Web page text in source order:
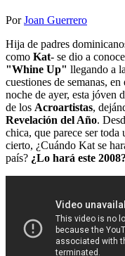
PorJoan Guerrero
Hija de padres
como Kat- se dio a
"Whine Up" llegando a
cuestiones de semanas,
noche de ayer, esta jóven
de los Acroartistas,
Revelación del Año.
chica, que parece ser toda
cierto, ¿Cuándo Kat se
país? ¿Lo hará este 2008?